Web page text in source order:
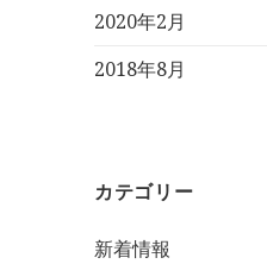
2020年2月
2018年8月
カテゴリー
新着情報